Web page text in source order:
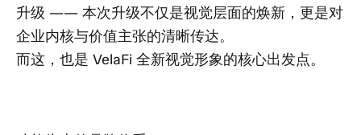
升级 —— 本次升级不仅是视觉层面的焕新，更是对
企业内核与价值主张的清晰传达。
而这，也是 VelaFi 全新视觉形象的核心出发点。